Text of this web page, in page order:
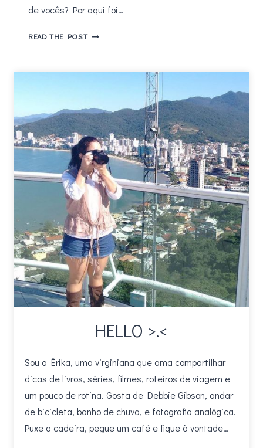
de vocês? Por aqui foi…
READ THE POST7
DEIXAR
MAIS
LEGAIS
HELLO >.<
Sou a Érika, uma virginiana que ama compartilhar
dicas de livros, séries, filmes, roteiros de viagem e
um pouco de rotina. Gosta de Debbie Gibson, andar
de bicicleta, banho de chuva, e fotografia analógica.
Puxe a cadeira, pegue um café e fique à vontade…